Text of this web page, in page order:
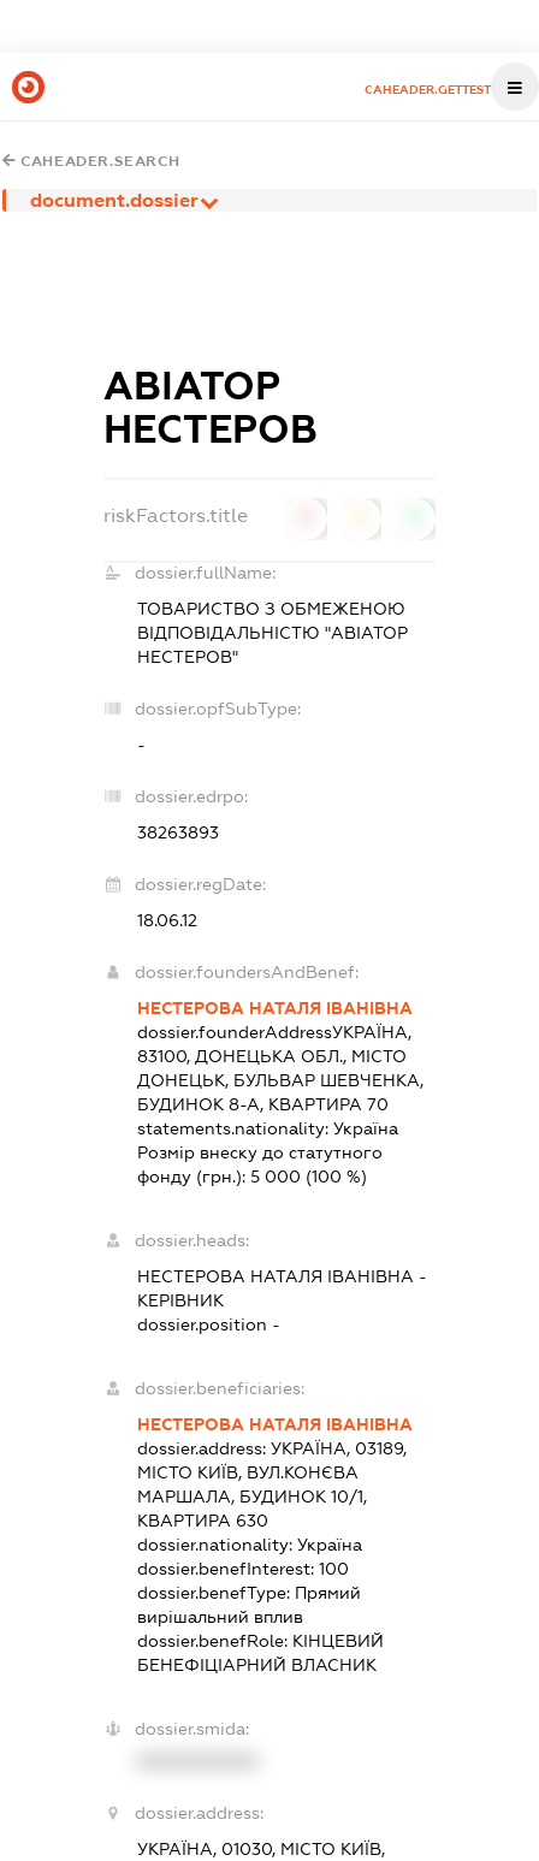
CAHEADER.GETTEST
CAHEADER.SEARCH
document.dossier
АВІАТОР
НЕСТЕРОВ
riskFactors.title
dossier.fullName:
ТОВАРИСТВО З ОБМЕЖЕНОЮ
ВІДПОВІДАЛЬНІСТЮ "АВІАТОР
НЕСТЕРОВ"
dossier.opfSubType:
-
dossier.edrpo:
38263893
dossier.regDate:
18.06.12
dossier.foundersAndBenef:
НЕСТЕРОВА НАТАЛЯ ІВАНІВНА
dossier.founderAddressУКРАЇНА,
83100, ДОНЕЦЬКА ОБЛ., МІСТО
ДОНЕЦЬК, БУЛЬВАР ШЕВЧЕНКА,
БУДИНОК 8-А, КВАРТИРА 70
statements.nationality: Україна
Розмір внеску до статутного
фонду (грн.): 5 000 (100 %)
dossier.heads:
НЕСТЕРОВА НАТАЛЯ ІВАНІВНА -
КЕРІВНИК
dossier.position -
dossier.beneficiaries:
НЕСТЕРОВА НАТАЛЯ ІВАНІВНА
dossier.address: УКРАЇНА, 03189,
МІСТО КИЇВ, ВУЛ.КОНЄВА
МАРШАЛА, БУДИНОК 10/1,
КВАРТИРА 630
dossier.nationality: Україна
dossier.benefInterest: 100
dossier.benefType: Прямий
вирішальний вплив
dossier.benefRole: КІНЦЕВИЙ
БЕНЕФІЦІАРНИЙ ВЛАСНИК
dossier.smida:
dossier.address:
УКРАЇНА, 01030, МІСТО КИЇВ,